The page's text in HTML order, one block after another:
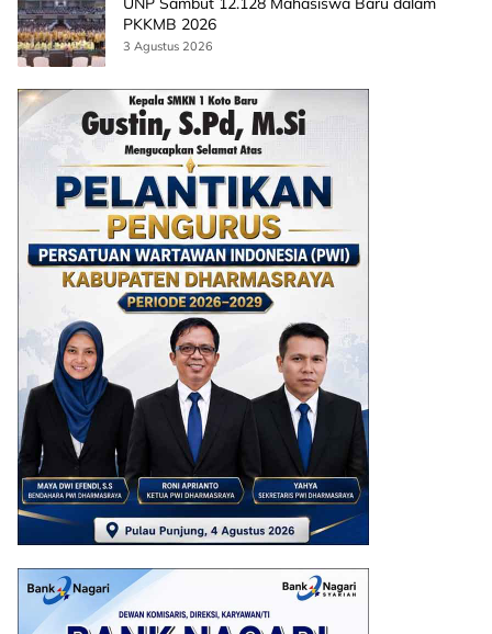
PKKMB 2026
3 Agustus 2026